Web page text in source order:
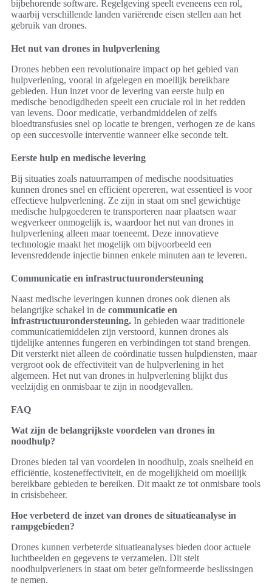
bijbehorende software. Regelgeving speelt eveneens een rol,
waarbij verschillende landen variërende eisen stellen aan het
gebruik van drones.
Het nut van drones in hulpverlening
Drones hebben een revolutionaire impact op het gebied van
hulpverlening, vooral in afgelegen en moeilijk bereikbare
gebieden. Hun inzet voor de levering van eerste hulp en
medische benodigdheden speelt een cruciale rol in het redden
van levens. Door medicatie, verbandmiddelen of zelfs
bloedtransfusies snel op locatie te brengen, verhogen ze de kans
op een succesvolle interventie wanneer elke seconde telt.
Eerste hulp en medische levering
Bij situaties zoals natuurrampen of medische noodsituaties
kunnen drones snel en efficiënt opereren, wat essentieel is voor
effectieve hulpverlening. Ze zijn in staat om snel gewichtige
medische hulpgoederen te transporteren naar plaatsen waar
wegverkeer onmogelijk is, waardoor het nut van drones in
hulpverlening alleen maar toeneemt. Deze innovatieve
technologie maakt het mogelijk om bijvoorbeeld een
levensreddende injectie binnen enkele minuten aan te leveren.
Communicatie en infrastructuurondersteuning
Naast medische leveringen kunnen drones ook dienen als
belangrijke schakel in de communicatie en
infrastructuurondersteuning. In gebieden waar traditionele
communicatiemiddelen zijn verstoord, kunnen drones als
tijdelijke antennes fungeren en verbindingen tot stand brengen.
Dit versterkt niet alleen de coördinatie tussen hulpdiensten, maar
vergroot ook de effectiviteit van de hulpverlening in het
algemeen. Het nut van drones in hulpverlening blijkt dus
veelzijdig en onmisbaar te zijn in noodgevallen.
FAQ
Wat zijn de belangrijkste voordelen van drones in
noodhulp?
Drones bieden tal van voordelen in noodhulp, zoals snelheid en
efficiëntie, kosteneffectiviteit, en de mogelijkheid om moeilijk
bereikbare gebieden te bereiken. Dit maakt ze tot onmisbare tools
in crisisbeheer.
Hoe verbeterd de inzet van drones de situatieanalyse in
rampgebieden?
Drones kunnen verbeterde situatieanalyses bieden door actuele
luchtbeelden en gegevens te verzamelen. Dit stelt
noodhulpverleners in staat om beter geïnformeerde beslissingen
te nemen.